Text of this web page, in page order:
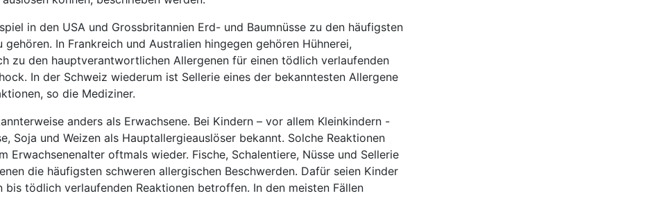
in den USA und Grossbritannien Erd- und Baumnüsse zu den häufigsten
In Frankreich und Australien hingegen gehören Hühnerei,
zu den hauptverantwortlichen Allergenen für einen tödlich verlaufenden
In der Schweiz wiederum ist Sellerie eines der bekanntesten Allergene
so die Mediziner.
anders als Erwachsene. Bei Kindern – vor allem Kleinkindern -
Soja und Weizen als Hauptallergieauslöser bekannt. Solche Reaktionen
Erwachsenenalter oftmals wieder. Fische, Schalentiere, Nüsse und Sellerie
die häufigsten schweren allergischen Beschwerden. Dafür seien Kinder
tödlich verlaufenden Reaktionen betroffen. In den meisten Fällen